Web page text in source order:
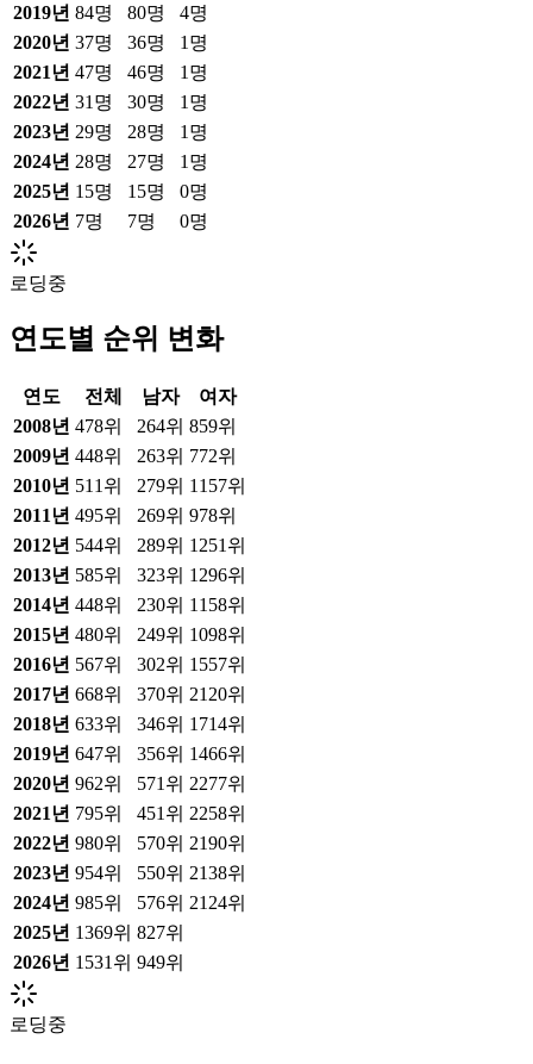
2019년 84명 80명 4명
2020년 37명 36명 1 명
2021 년 47명 46명 1 명
2022년 31 명 30명 1 명
2023년 29명 28명 1 명
2024년 28명 27명 1 명
2025년 15명 15명 0명
2026년 7명 7명 0명
로딩중
연도별 순위 변화
연도 전체 남자
여자
2008년 478위 264위 859위
2009년 448위 263위 772위
2010년 511위 279위 1157위
2011 년 495위 269위 978위
2012년 544위 289위 1251위
2013년 585위 323위 1296위
2014년 448위 230위 1158위
2015년 480위 249위 1098위
2016년 567위 302위 1557위
2017년 668위 370위 2120위
2018년 633위 346위 1714위
2019년 647위 356위 1466위
2020년 962위 571위 2277위
2021 년 795위 451위 2258위
2022년 980위 570위 2190위
2023년 954위 550위 2138위
2024년 985위 576위 2124위
2025년 1369위 827위
2026년 1531위 949위
로딩중